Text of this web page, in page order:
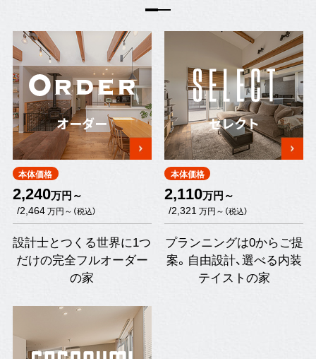
オーダー
本体価格
2,240万円～
/2,464万円～ （税込）
設計士とつくる世界に1つ
だけの完全フルオーダー
の家
セレクト
本体価格
2,110万円～
/2,321万円～ （税込）
プランニングは0からご提
案。自由設計、選べる内装
テイストの家